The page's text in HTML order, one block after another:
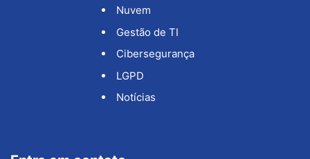
Nuvem
Gestão de TI
Cibersegurança
LGPD
Notícias